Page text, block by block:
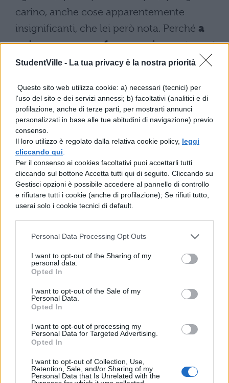
StudentVille - La tua privacy è la nostra priorità
Questo sito web utilizza cookie: a) necessari (tecnici) per
l'uso del sito e dei servizi annessi; b) facoltativi (analitici e di
profilazione, anche di terze parti, per mostrarti annunci
personalizzati in base alle tue abitudini di navigazione) previo
consenso.
Il loro utilizzo è regolato dalla relativa cookie policy, leggi
cliccando qui
Per il consenso ai cookies facoltativi puoi accettarli tutti
cliccando sul bottone Accetta tutti qui di seguito. Cliccando su
Gestisci opzioni è possibile accedere al pannello di controllo
e rifiutare tutti i cookie (anche di profilazione); Se rifiuti tutto,
userai solo i cookie tecnici di default.
Personal Data Processing Opt Outs
I want to opt-out of the Sharing of my
personal data.
Opted In
I want to opt-out of the Sale of my
Personal Data.
Opted In
I want to opt-out of processing my
Personal Data for Targeted Advertising.
Opted In
I want to opt-out of Collection, Use,
Retention, Sale, and/or Sharing of my
Personal Data that Is Unrelated with the
carino, anche cose apparentemente
insignificanti, che lei però nota. Perché a
noi ragazze non sfugge mai, proprio mai
niente. Anche quando da Sissi diventerà la
sempre, fatela sentire importante. Certo,
ovvio che quando scatta la passione, scatta
la passione e non ci sono santi che
reggono ma se lei sentirà che per voi lei è il
massimo, allora altro che passione…
huhuhu non la terrà più nessuno!
E questo era“il primo comandamento”
principio di fondo da tatuarsi nella testa, da
ripetere ogni mattina, ogni sera, ogni
momento… deve diventare il vostro chiodo
fisso….
Detto ciò passiamo ai consigli un po’ più
pratici: come comportarsi in ogni
situazione, cosa fare, cosa dire, come farlo,
come dirlo… insomma tutto ciò che dovete
sapere per centrare l’obiettivo!
Questo, nella prossima lezione!